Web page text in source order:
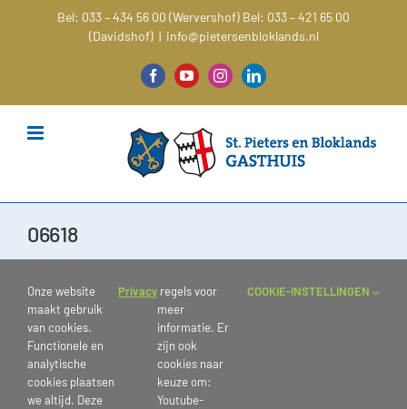
Bel: 033 – 434 56 00 (Wervershof) Bel: 033 – 421 65 00
(Davidshof) | info@pietersenbloklands.nl
FacebookYouTubeInstagramLinkedIn
06618
Onze website
maakt gebruik
van cookies.
Functionele en
analytische
cookies plaatsen
we altijd. Deze
Privacy regels voor
meer
informatie. Er
zijn ook
cookies naar
keuze om:
Youtube-
COOKIE-INSTELLINGEN